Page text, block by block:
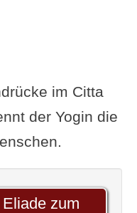
im Citta
der Yogin die
zum